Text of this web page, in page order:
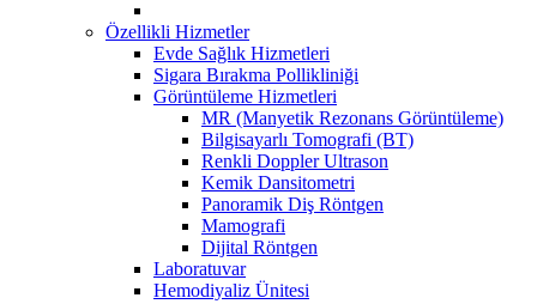
Özellikli Hizmetler
Evde Sağlık Hizmetleri
Sigara Bırakma Pollikliniği
Görüntüleme Hizmetleri
MR (Manyetik Rezonans Görüntüleme)
Bilgisayarlı Tomografi (BT)
Renkli Doppler Ultrason
Kemik Dansitometri
Panoramik Diş Röntgen
Mamografi
Dijital Röntgen
Laboratuvar
Hemodiyaliz Ünitesi